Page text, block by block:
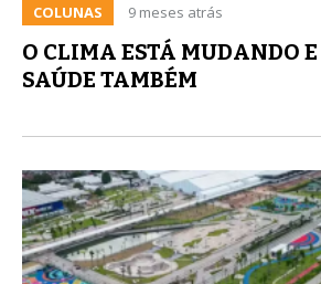
COLUNAS 9 meses atrás
O CLIMA ESTÁ MUDANDO
SAÚDE TAMBÉM